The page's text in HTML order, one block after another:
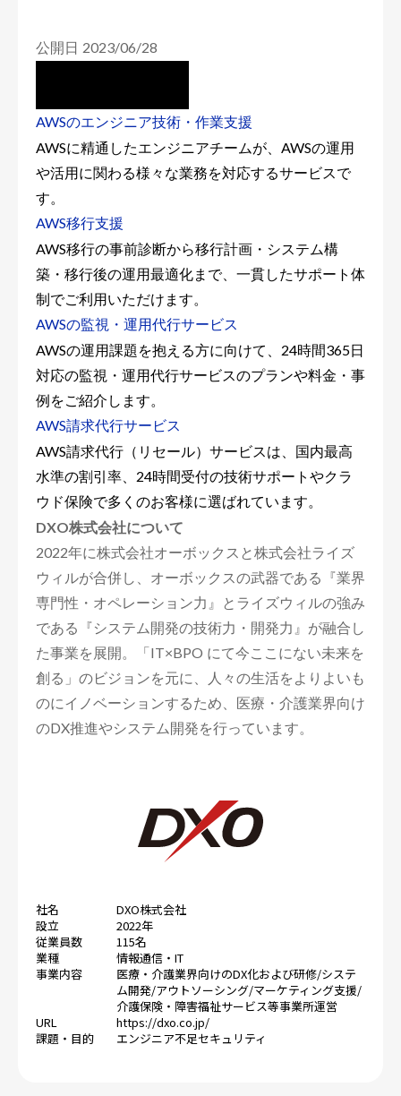
公開日 2023/06/28
AWSのエンジニア技術・作業支援
AWSに精通したエンジニアチームが、AWSの運用
や活用に関わる様々な業務を対応するサービスで
す。
AWS移行支援
AWS移行の事前診断から移行計画・システム構
築・移行後の運用最適化まで、一貫したサポート体
制でご利用いただけます。
AWSの監視・運用代行サービス
AWSの運用課題を抱える方に向けて、24時間365日
対応の監視・運用代行サービスのプランや料金・事
例をご紹介します。
AWS請求代行サービス
AWS請求代行（リセール）サービスは、国内最高
水準の割引率、24時間受付の技術サポートやクラ
ウド保険で多くのお客様に選ばれています。
DXO株式会社について
2022年に株式会社オーボックスと株式会社ライズ
ウィルが合併し、オーボックスの武器である『業界
専門性・オペレーション力』とライズウィルの強み
である『システム開発の技術力・開発力』が融合し
た事業を展開。「IT×BPO にて今ここにない未来を
創る」のビジョンを元に、人々の生活をよりよいも
のにイノベーションするため、医療・介護業界向け
のDX推進やシステム開発を行っています。
社名
DXO株式会社
設立
2022年
従業員数
115名
業種
情報通信・IT
事業内容
医療・介護業界向けのDX化および研修/システ
ム開発/アウトソーシング/マーケティング支援/
介護保険・障害福祉サービス等事業所運営
URL
https://dxo.co.jp/
課題・目的
エンジニア不足セキュリティ